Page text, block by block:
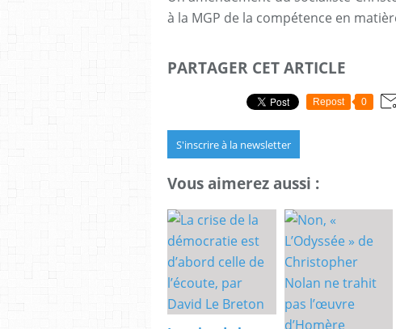
à la MGP de la compétence en
PARTAGER CET ARTICLE
Repost 0
S'inscrire à la newsletter
Vous aimerez aussi :